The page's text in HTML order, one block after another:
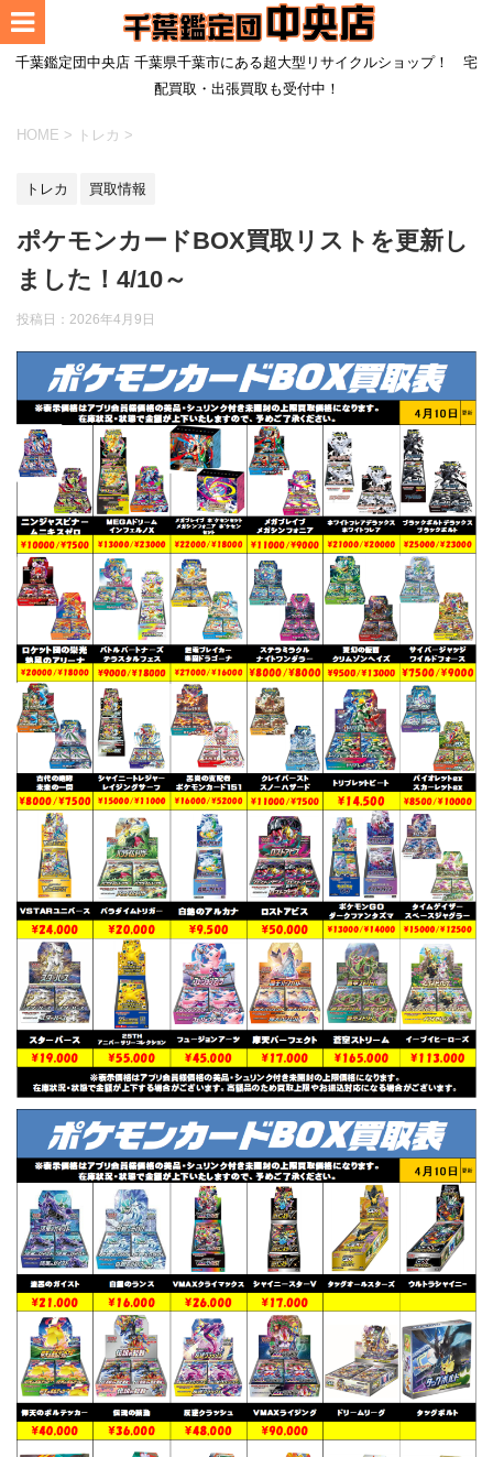
千葉鑑定団中央店 千葉県千葉市にある超大型リサイクルショップ！ 宅
配買取・出張買取も受付中！
HOME > トレカ >
トレカ 買取情報
ポケモンカードBOX買取リストを更新し
ました！4/10～
投稿日： 2026年4月9日